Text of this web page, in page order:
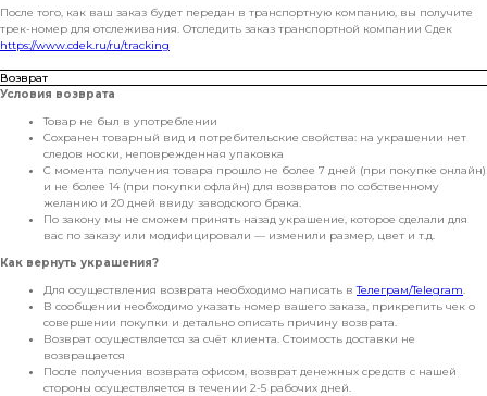
После того, как ваш заказ будет передан в транспортную компанию, вы получите
трек-номер для отслеживания. Отследить заказ транспортной компании Сдек
https://www.cdek.ru/ru/tracking
Возврат
Условия возврата
Товар не был в употреблении
Сохранен товарный вид и потребительские свойства: на украшении нет
следов носки, неповрежденная упаковка
С момента получения товара прошло не более 7 дней (при покупке онлайн)
и не более 14 (при покупки офлайн) для возвратов по собственному
желанию и 20 дней ввиду заводского брака.
По закону мы не сможем принять назад украшение, которое сделали для
вас по заказу или модифицировали — изменили размер, цвет и т.д.
Как вернуть украшения?
Для осуществления возврата необходимо написать вТелеграм/Telegram.
В сообщении необходимо указать номер вашего заказа, прикрепить чек о
совершении покупки и детально описать причину возврата.
Возврат осуществляется за счёт клиента. Стоимость доставки не
возвращается
После получения возврата офисом, возврат денежных средств с нашей
стороны осуществляется в течении 2-5 рабочих дней.